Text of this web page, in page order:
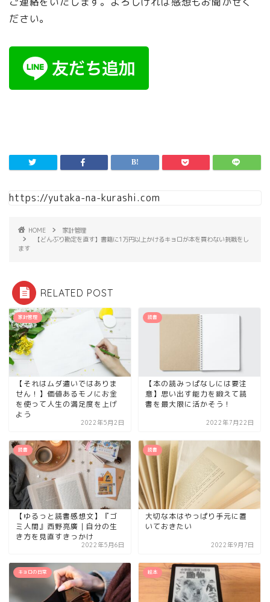
ださい。
https://yutaka-na-kurashi.com
HOME
家計管理
【どんぶり勘定を直す】書籍に1万円以上かけるキョロが本を買わない挑戦をし
ます
RELATED POST
家計管理
【それはムダ遣いではありま
せん！】価値あるモノにお金
を使って人生の満足度を上げ
よう
2022年5月2日
読書
【本の読みっぱなしには要注
意】思い出す能力を鍛えて読
書を最大限に活かそう！
2022年7月22日
読書
【ゆるっと読書感想文】『ゴ
ミ人間』西野亮廣｜自分の生
き方を見直すきっかけ
2022年5月6日
読書
大切な本はやっぱり手元に置
いておきたい
2022年9月7日
キョロの日常 絵本